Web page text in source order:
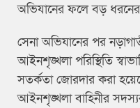
অভিযানের ফলে বড়
সেনা অভিযানের পর
আইনশৃঙ্খলা পরিস্থিতি
সতর্কতা জোরদার করা
আইনশৃঙ্খলা বাহিনীর